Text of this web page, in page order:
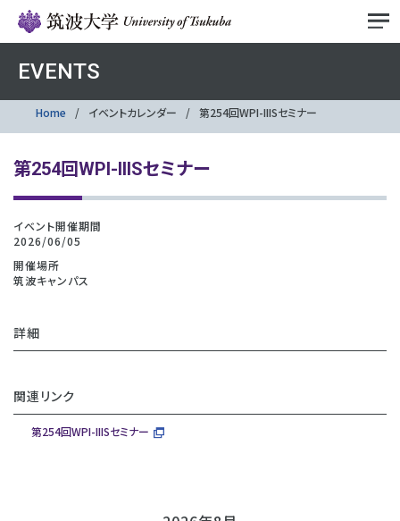
EVENTS
Home イベントカレンダー 第254回WPI-IIISセミナー
第254回WPI-IIISセミナー
イベント開催期間
2026/06/05
開催場所
筑波キャンパス
詳細
関連リンク
第254回WPI-IIISセミナー